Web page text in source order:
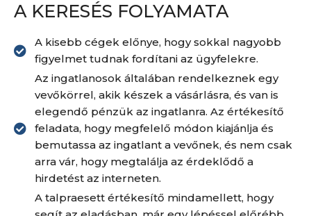
A KERESÉS FOLYAMATA
A kisebb cégek előnye, hogy sokkal nagyobb
figyelmet tudnak fordítani az ügyfelekre.
Az ingatlanosok általában rendelkeznek egy
vevőkörrel, akik készek a vásárlásra, és van is
elegendő pénzük az ingatlanra. Az értékesítő
feladata, hogy megfelelő módon kiajánlja és
bemutassa az ingatlant a vevőnek, és nem csak
arra vár, hogy megtalálja az érdeklődő a
hirdetést az interneten.
A talpraesett értékesítő mindamellett, hogy